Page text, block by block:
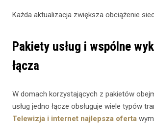
Każda aktualizacja zwiększa obciążenie
Pakiety usług i wspólne
łącza
W domach korzystających z pakietów
usług jedno łącze obsługuje wiele typów
Telewizja i internet najlepsza oferta